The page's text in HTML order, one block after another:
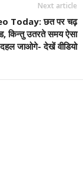
Next article
Today: छत पर चढ़
किन्तु उतरते समय ऐसा
जाओगे- देखें वीडियो